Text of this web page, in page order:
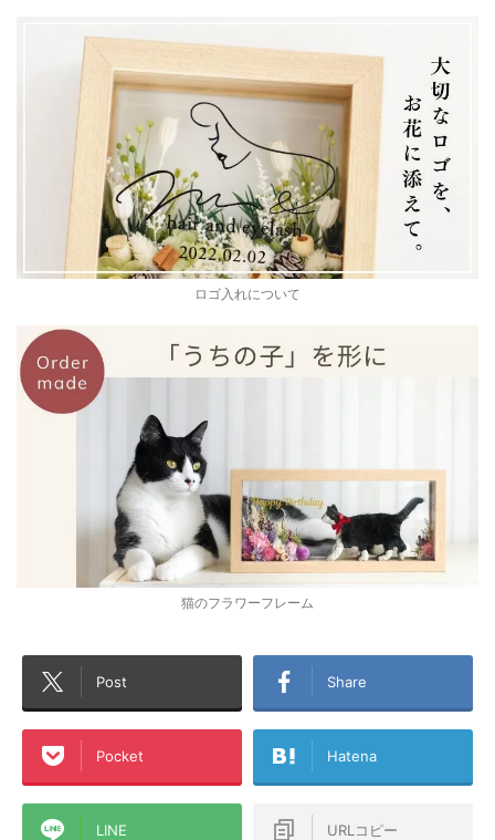
ロゴ入れについて
猫のフラワーフレーム
Post Share
Pocket Hatena
LINE URLコピー